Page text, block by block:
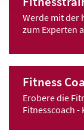
Werde mit der
zum Experten
Fitness
Erobere die
Fitnesscoach -